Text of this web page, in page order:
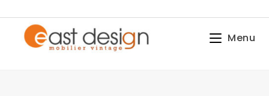
Menu